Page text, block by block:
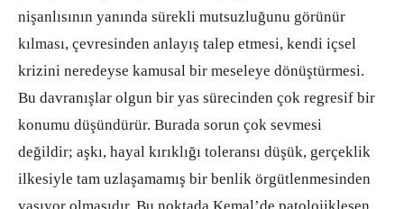
nişanlısının yanında sürekli mutsuzluğunu görünür
kılması, çevresinden anlayış talep etmesi, kendi içsel
krizini neredeyse kamusal bir meseleye dönüştürmesi.
Bu davranışlar olgun bir yas sürecinden çok regresif bir
konumu düşündürür. Burada sorun çok sevmesi
değildir; aşkı, hayal kırıklığı toleransı düşük, gerçeklik
ilkesiyle tam uzlaşamamış bir benlik örgütlenmesinden